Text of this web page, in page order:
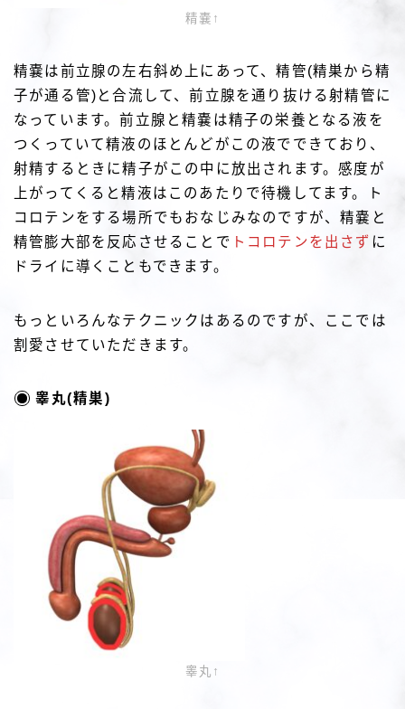
精嚢↑
精嚢は前立腺の左右斜め上にあって、精管(精巣から精
子が通る管)と合流して、前立腺を通り抜ける射精管に
なっています。前立腺と精嚢は精子の栄養となる液を
つくっていて精液のほとんどがこの液でできており、
射精するときに精子がこの中に放出されます。感度が
上がってくると精液はこのあたりで待機してます。ト
コロテンをする場所でもおなじみなのですが、精嚢と
精管膨大部を反応させることで トコロテンを出さず に
ドライに導くこともできます。
もっといろんなテクニックはあるのですが、ここでは
割愛させていただきます。
睾丸(精巣)
睾丸↑